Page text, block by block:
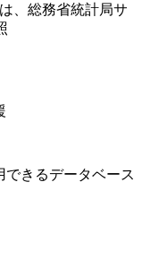
、総務省統計局サ
きるデータベース